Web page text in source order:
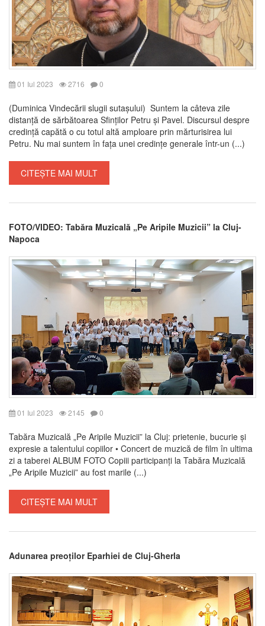
01 Iul 2023 2716 0
(Duminica Vindecării slugii sutașului) Suntem la câteva zile
distanță de sărbătoarea Sfinților Petru și Pavel. Discursul despre
credință capătă o cu totul altă amploare prin mărturisirea lui
Petru. Nu mai suntem în fața unei credințe generale într-un (...)
CITEȘTE MAI MULT
FOTO/VIDEO: Tabăra Muzicală „Pe Aripile Muzicii” la Cluj-
Napoca
01 Iul 2023 2145 0
Tabăra Muzicală „Pe Aripile Muzicii” la Cluj: prietenie, bucurie și
expresie a talentului copiilor • Concert de muzică de film în ultima
zi a taberei ALBUM FOTO Copiii participanți la Tabăra Muzicală
„Pe Aripile Muzicii” au fost marile (...)
CITEȘTE MAI MULT
Adunarea preoților Eparhiei de Cluj-Gherla